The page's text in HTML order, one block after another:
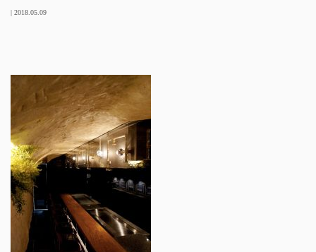
| 2018.05.09